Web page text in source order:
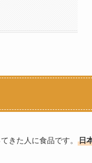
きた人に食品です。
日